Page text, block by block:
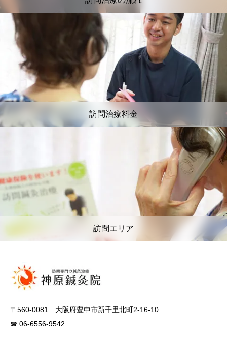
訪問治療料金
訪問エリア
〒560-0081 大阪府豊中市新千里北町2-16-10
☎ 06-6556-9542